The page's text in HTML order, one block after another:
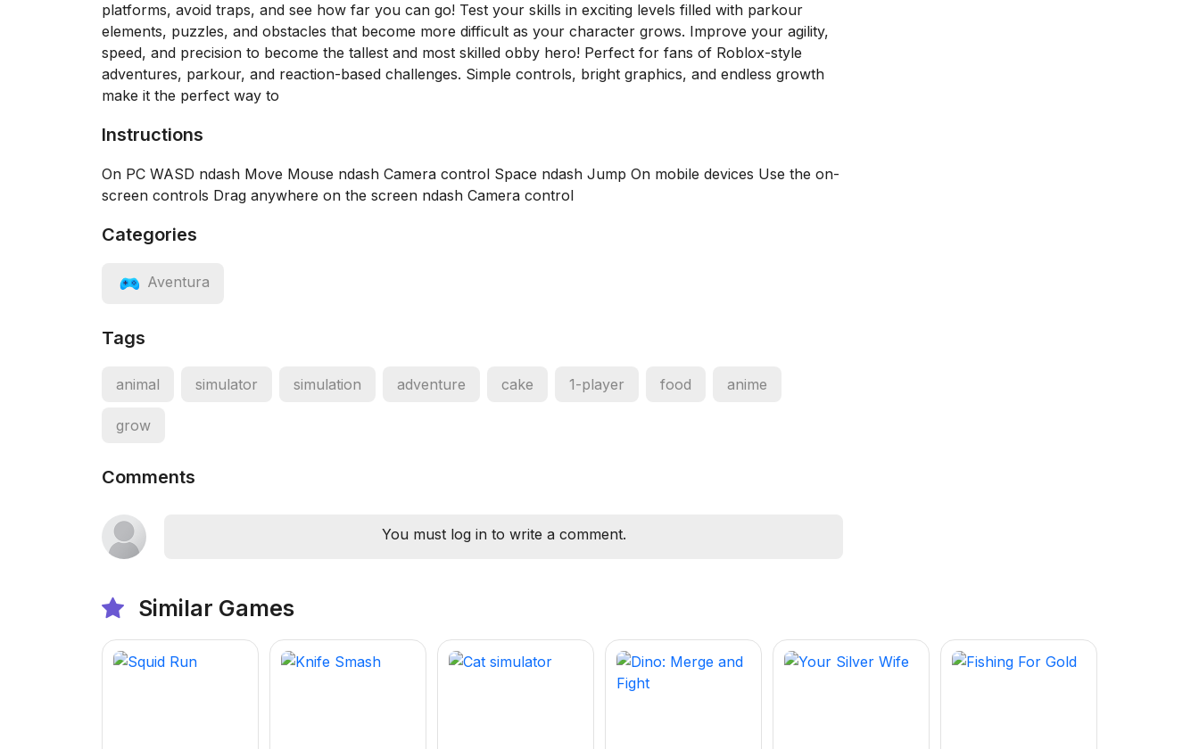
platforms, avoid traps, and see how far you can go! Test your skills in exciting levels filled with parkour
elements, puzzles, and obstacles that become more difficult as your character grows. Improve your agility,
speed, and precision to become the tallest and most skilled obby hero! Perfect for fans of Roblox-style
adventures, parkour, and reaction-based challenges. Simple controls, bright graphics, and endless growth
make it the perfect way to
Instructions
On PC WASD ndash Move Mouse ndash Camera control Space ndash Jump On mobile devices Use the on-
screen controls Drag anywhere on the screen ndash Camera control
Categories
Aventura
Tags
animal simulator simulation adventure cake 1-player food anime
grow
Comments
You must log in to write a comment.
Similar Games